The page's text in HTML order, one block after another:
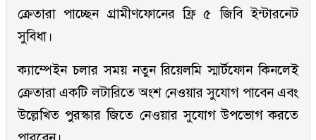
ক্রেতারা পাচ্ছেন গ্রামীণফোনের ফ্রি ৫ জিবি ইন্টারনেট
সুবিধা।
ক্যাম্পেইন চলার সময় নতুন রিয়েলমি স্মার্টফোন কিনলেই
ক্রেতারা একটি লটারিতে অংশ নেওয়ার সুযোগ পাবেন এবং
উল্লেখিত পুরস্কার জিতে নেওয়ার সুযোগ উপভোগ করতে